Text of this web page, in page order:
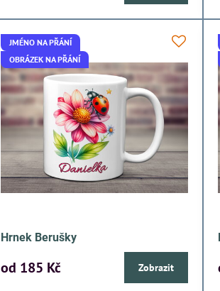
JMÉNO NA PŘÁNÍ
OBRÁZEK NA PŘÁNÍ
Hrnek Berušky
od 185 Kč Zobrazit